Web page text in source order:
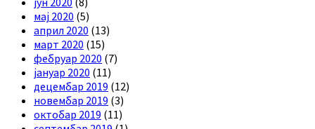
мај 2020 (5)
април 2020 (13)
март 2020 (15)
фебруар 2020 (7)
јануар 2020 (11)
децембар 2019 (12)
новембар 2019 (3)
октобар 2019 (11)